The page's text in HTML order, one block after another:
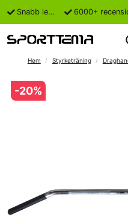
Snabb leverans 6000+ recensioner
Hem Styrketräning
-20%